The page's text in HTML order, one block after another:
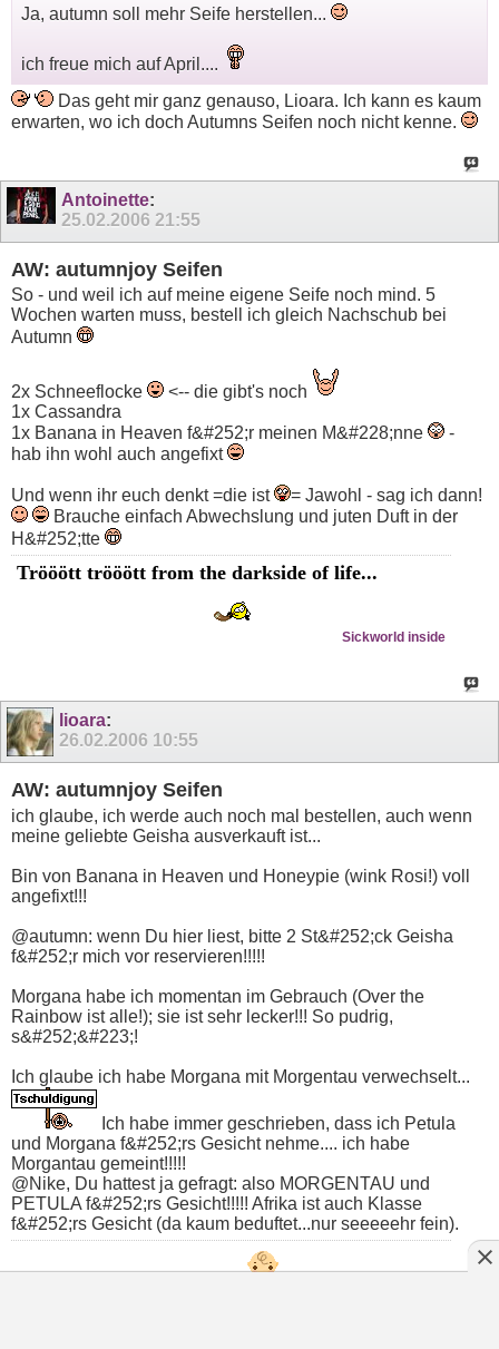
Ja, autumn soll mehr Seife herstellen...
ich freue mich auf April....
Das geht mir ganz genauso, Lioara. Ich kann es kaum
erwarten, wo ich doch Autumns Seifen noch nicht kenne.
Antoinette:
25.02.2006 21:55
AW: autumnjoy Seifen
So - und weil ich auf meine eigene Seife noch mind. 5
Wochen warten muss, bestell ich gleich Nachschub bei
Autumn
2x Schneeflocke
<-- die gibt's noch
1x Cassandra
1x Banana in Heaven f&#252;r meinen M&#228;nne
-
hab ihn wohl auch angefixt
Und wenn ihr euch denkt =die ist
= Jawohl - sag ich dann!
Brauche einfach Abwechslung und juten Duft in der
H&#252;tte
Trööött trööött from the darkside of life...
Sickworld inside
lioara:
26.02.2006 10:55
AW: autumnjoy Seifen
ich glaube, ich werde auch noch mal bestellen, auch wenn
meine geliebte Geisha ausverkauft ist...
Bin von Banana in Heaven und Honeypie (wink Rosi!) voll
angefixt!!!
@autumn: wenn Du hier liest, bitte 2 St&#252;ck Geisha
f&#252;r mich vor reservieren!!!!!
Morgana habe ich momentan im Gebrauch (Over the
Rainbow ist alle!); sie ist sehr lecker!!! So pudrig,
s&#252;&#223;!
Ich glaube ich habe Morgana mit Morgentau verwechselt...
Ich habe immer geschrieben, dass ich Petula
und Morgana f&#252;rs Gesicht nehme.... ich habe
Morgantau gemeint!!!!!
@Nike, Du hattest ja gefragt: also MORGENTAU und
PETULA f&#252;rs Gesicht!!!!! Afrika ist auch Klasse
f&#252;rs Gesicht (da kaum beduftet...nur seeeeehr fein).